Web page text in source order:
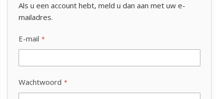
Als u een account hebt, meld u dan aan met uw e-
mailadres.
E-mail
Wachtwoord